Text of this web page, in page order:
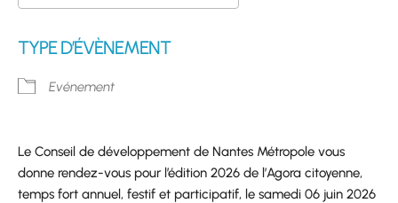
TYPE D’ÉVÈNEMENT
Evénement
Le Conseil de développement de Nantes Métropole vous
donne rendez-vous pour l’édition 2026 de l’Agora citoyenne,
temps fort annuel, festif et participatif, le samedi 06 juin 2026